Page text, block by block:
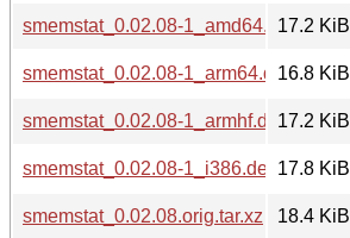
smemstat_0.02.08-1_amd64.deb17.2 KiB
smemstat_0.02.08-1_arm64.deb16.8 KiB
smemstat_0.02.08-1_armhf.deb17.2 KiB
smemstat_0.02.08-1_i386.deb 17.8 KiB
smemstat_0.02.08.orig.tar.xz
18.4 KiB